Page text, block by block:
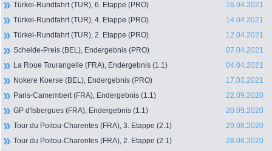
Türkei-Rundfahrt (TUR), 6. Etappe (PRO)
16.04.2021
Türkei-Rundfahrt (TUR), 4. Etappe (PRO)
14.04.2021
Türkei-Rundfahrt (TUR), 2. Etappe (PRO)
12.04.2021
Schelde-Preis (BEL), Endergebnis (PRO)
07.04.2021
La Roue Tourangelle (FRA), Endergebnis (1.1)
04.04.2021
Nokere Koerse (BEL), Endergebnis (PRO)
17.03.2021
Paris-Camembert (FRA), Endergebnis (1.1)
22.09.2020
GP d'Isbergues (FRA), Endergebnis (1.1)
20.09.2020
Tour du Poitou-Charentes (FRA), 3. Etappe (2.1)
29.08.2020
Tour du Poitou-Charentes (FRA), 2. Etappe (2.1)
28.08.2020